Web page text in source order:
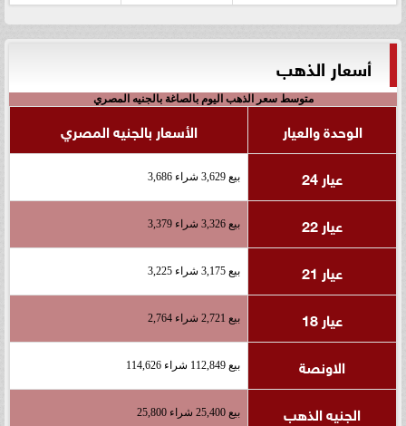
أسعار الذهب
متوسط سعر الذهب اليوم بالصاغة بالجنيه المصري
الوحدة والعيار
الأسعار بالجنيه المصري
عيار 24
بيع 3,629 شراء 3,686
عيار 22 بيع 3,326 شراء 3,379
عيار 21 بيع 3,175 شراء 3,225
عيار 18 بيع 2,721 شراء 2,764
الاونصة بيع 112,849 شراء 114,626
الجنيه الذهب بيع 25,400 شراء 25,800